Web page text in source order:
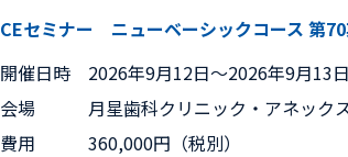
CEセミナー ニューベーシックコース 第
開催日時
2026年9月12日〜2026年9月13日
会場
月星歯科クリニック・アネック
費用
360,000円（税別）